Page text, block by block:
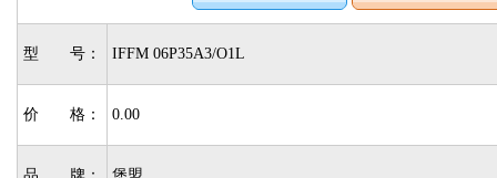
型 号： IFFM 06P35A3/O1L
价 格： 0.00